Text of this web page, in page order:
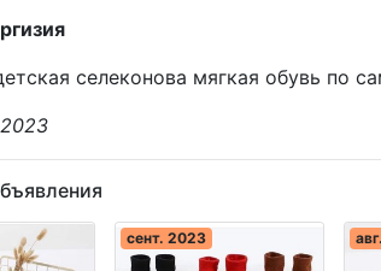
селеконова мягкая обувь по
сент. 2023